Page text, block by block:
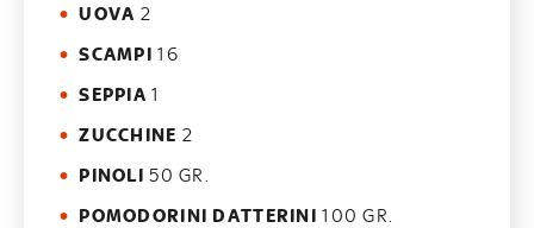
UOVA 2
SCAMPI 16
SEPPIA 1
ZUCCHINE 2
PINOLI 50 GR.
POMODORINI DATTERINI 100 GR.